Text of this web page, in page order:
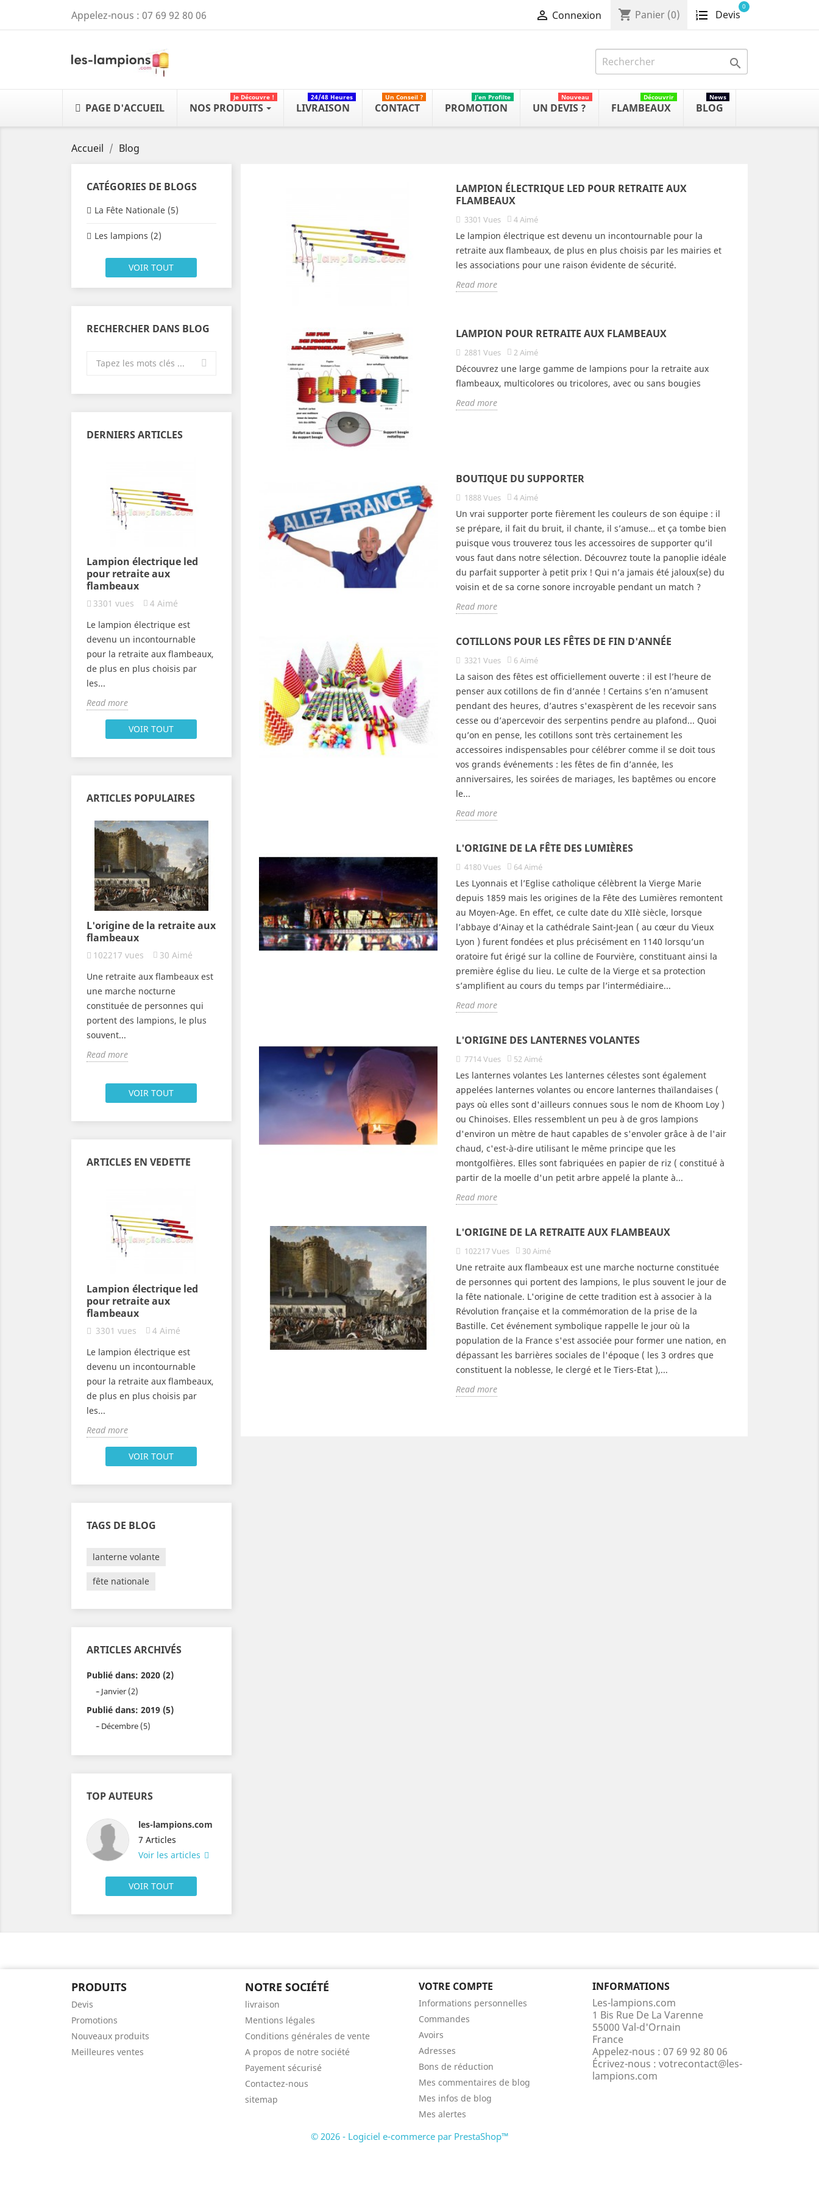
Appelez-nous : 07 69 92 80 06  Connexion shopping_cart Panier (0) Devis
0

PAGE D'ACCUEIL NOS PRODUITS
Je Découvre !
LIVRAISON
24/48 Heures
CONTACT
Un Conseil ?
PROMOTION
J'en Profilte
UN DEVIS ?
Nouveau
FLAMBEAUX
Découvrir
BLOG
News
Accueil Blog
CATÉGORIES DE BLOGS
La Fête Nationale (5)
Les lampions (2)
VOIR TOUT
RECHERCHER DANS BLOG
DERNIERS ARTICLES
Lampion électrique led
pour retraite aux
flambeaux
3301 vues 4 Aimé
Le lampion électrique est
devenu un incontournable
pour la retraite aux flambeaux,
de plus en plus choisis par
les...
Read more
Lampion pour retraite aux
aux flambeaux, multicolores ou
tricolores, avec ou sans
Read more
Boutique du supporter
1888
Aimé
Un vrai supporter porte
fièrement les couleurs de son
bruit, il chante, il...
Read more
Cotillons pour les fêtes de
fin d'année
3321vues 6 Aimé
l’heure de penser aux cotillons
de fin d’année ! Certains...
Read more
L'origine de la Fête des
Lumières
4180
Lumières...
Read more
VOIR TOUT
ARTICLES POPULAIRES
L'origine de la retraite aux
flambeaux
102217 vues 30 Aimé
Une retraite aux flambeaux est
une marche nocturne
constituée de personnes qui
portent des lampions, le plus
souvent...
Read more
L'origine des Lanternes
volantes
7714vues 52 Aimé
L'origine de la Fête des
Lumières
4180vues
Aimé
Les Lyonnais et l’Eglise
catholique célèbrent la Vierge
Marie depuis 1859 mais les
Read more
Cotillons pour les fêtes de
fin d'année
3321vues 6 Aimé
La saison des fêtes est
officiellement ouverte : il est
Read more
Lampion électrique led
pour retraite aux
flambeaux
3301
VOIR TOUT
ARTICLES EN VEDETTE
Lampion électrique led
pour retraite aux
flambeaux
3301 vues 4 Aimé
Le lampion électrique est
devenu un incontournable
pour la retraite aux flambeaux,
de plus en plus choisis par
les...
Read more
Lampion pour retraite aux
flambeaux
vues 2 Aimé
Découvrez une large gamme
Boutique du supporter
1888vues
Aimé
Un vrai supporter porte
fièrement les couleurs de son
équipe : il se prépare, il fait du
bruit, il chante, il...
Cotillons pour les fêtes de
fin d'année
3321 vues 6 Aimé
La saison des fêtes est
officiellement ouverte : il est
l’heure de penser aux cotillons
L'origine de la Fête des
Lumières
4180
Les Lyonnais et l’Eglise
catholique célèbrent la Vierge
VOIR TOUT
TAGS DE BLOG
lanterne volante
fête nationale
ARTICLES ARCHIVÉS
Publié dans: 2020 (2)
Janvier (2)
Publié dans: 2019 (5)
Décembre (5)
TOP AUTEURS
les-lampions.com
7 Articles
Voir les articles
VOIR TOUT
LAMPION ÉLECTRIQUE LED POUR RETRAITE AUX
FLAMBEAUX
3301Vues 4Aimé
Le lampion électrique est devenu un incontournable pour la
retraite aux flambeaux, de plus en plus choisis par les mairies et
les associations pour une raison évidente de sécurité.
Read more
LAMPION POUR RETRAITE AUX FLAMBEAUX
2881Vues 2Aimé
Découvrez une large gamme de lampions pour la retraite aux
flambeaux, multicolores ou tricolores, avec ou sans bougies
Read more
BOUTIQUE DU SUPPORTER
1888Vues 4Aimé
Un vrai supporter porte fièrement les couleurs de son équipe : il
se prépare, il fait du bruit, il chante, il s’amuse… et ça tombe bien
puisque vous trouverez tous les accessoires de supporter qu’il
vous faut dans notre sélection. Découvrez toute la panoplie idéale
du parfait supporter à petit prix ! Qui n’a jamais été jaloux(se) du
voisin et de sa corne sonore incroyable pendant un match ?
Read more
COTILLONS POUR LES FÊTES DE FIN D'ANNÉE
3321Vues 6Aimé
La saison des fêtes est officiellement ouverte : il est l’heure de
penser aux cotillons de fin d’année ! Certains s’en n’amusent
pendant des heures, d’autres s'exaspèrent de les recevoir sans
cesse ou d’apercevoir des serpentins pendre au plafond... Quoi
qu’on en pense, les cotillons sont très certainement les
accessoires indispensables pour célébrer comme il se doit tous
vos grands événements : les fêtes de fin d’année, les
anniversaires, les soirées de mariages, les baptêmes ou encore
le...
Read more
L'ORIGINE DE LA FÊTE DES LUMIÈRES
4180Vues 64Aimé
Les Lyonnais et l’Eglise catholique célèbrent la Vierge Marie
depuis 1859 mais les origines de la Fête des Lumières remontent
au Moyen-Age. En effet, ce culte date du XIIè siècle, lorsque
l’abbaye d’Ainay et la cathédrale Saint-Jean ( au cœur du Vieux
Lyon ) furent fondées et plus précisément en 1140 lorsqu’un
oratoire fut érigé sur la colline de Fourvière, constituant ainsi la
première église du lieu. Le culte de la Vierge et sa protection
s’amplifient au cours du temps par l’intermédiaire...
Read more
L'ORIGINE DES LANTERNES VOLANTES
7714Vues 52Aimé
Les lanternes volantes Les lanternes célestes sont également
appelées lanternes volantes ou encore lanternes thaïlandaises (
pays où elles sont d'ailleurs connues sous le nom de Khoom Loy )
ou Chinoises. Elles ressemblent un peu à de gros lampions
d'environ un mètre de haut capables de s'envoler grâce à de l'air
chaud, c'est-à-dire utilisant le même principe que les
montgolfières. Elles sont fabriquées en papier de riz ( constitué à
partir de la moelle d'un petit arbre appelé la plante à...
Read more
L'ORIGINE DE LA RETRAITE AUX FLAMBEAUX
102217Vues 30Aimé
Une retraite aux flambeaux est une marche nocturne constituée
de personnes qui portent des lampions, le plus souvent le jour de
la fête nationale. L'origine de cette tradition est à associer à la
Révolution française et la commémoration de la prise de la
Bastille. Cet événement symbolique rappelle le jour où la
population de la France s'est associée pour former une nation, en
dépassant les barrières sociales de l'époque ( les 3 ordres que
constituent la noblesse, le clergé et le Tiers-Etat ),...
Read more
PRODUITS
Devis
Promotions
Nouveaux produits
Meilleures ventes
NOTRE SOCIÉTÉ
livraison
Mentions légales
Conditions générales de vente
A propos de notre société
Payement sécurisé
Contactez-nous
sitemap
VOTRE COMPTE
Informations personnelles
Commandes
Avoirs
Adresses
Bons de réduction
Mes commentaires de blog
Mes infos de blog
Mes alertes
INFORMATIONS
Les-lampions.com
1 Bis Rue De La Varenne
55000 Val-d'Ornain
France
Appelez-nous : 07 69 92 80 06
Écrivez-nous : votrecontact@les-
lampions.com
© 2026 - Logiciel e-commerce par PrestaShop™